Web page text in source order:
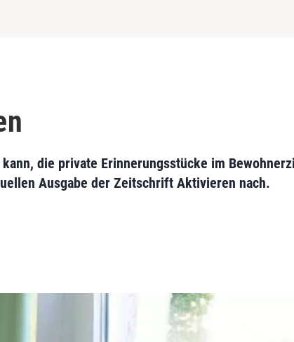
die private Erinnerungsstücke im
Ausgabe der Zeitschrift Aktivieren nach.